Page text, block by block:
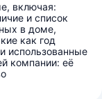
включая:
и список
в доме,
как год
использованные
компании: её